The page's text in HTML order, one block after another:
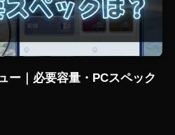
ー｜必要容量・PCスペック